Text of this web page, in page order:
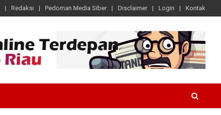
Redaksi Pedoman Media Siber Disclaimer Login Kontak